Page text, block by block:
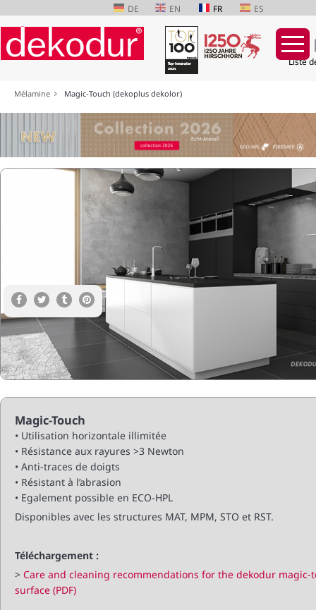
DE EN FR ES
Liste
contenu
Mélamine Magic-Touch (dekoplus dekolor)
Magic-Touch
• Utilisation horizontale illimitée
• Résistance aux rayures >3 Newton
• Anti-traces de doigts
• Résistant à l’abrasion
• Egalement possible en ECO-HPL
Disponibles avec les structures MAT, MPM, STO et RST.
Téléchargement :
> Care and cleaning recommendations for the dekodur magic-
surface (PDF)